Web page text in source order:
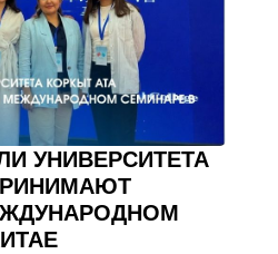
УНИВЕРСИТЕТА